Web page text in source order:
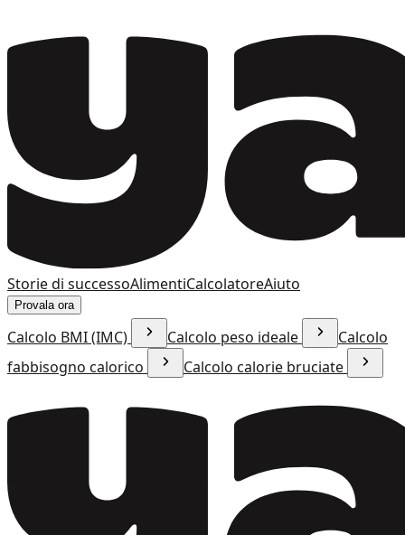
Storie di successoAlimentiCalcolatoreAiuto
Provala ora
Calcolo BMI (IMC) Calcolo peso ideale
Calcolo
fabbisogno calorico
Calcolo calorie bruciate